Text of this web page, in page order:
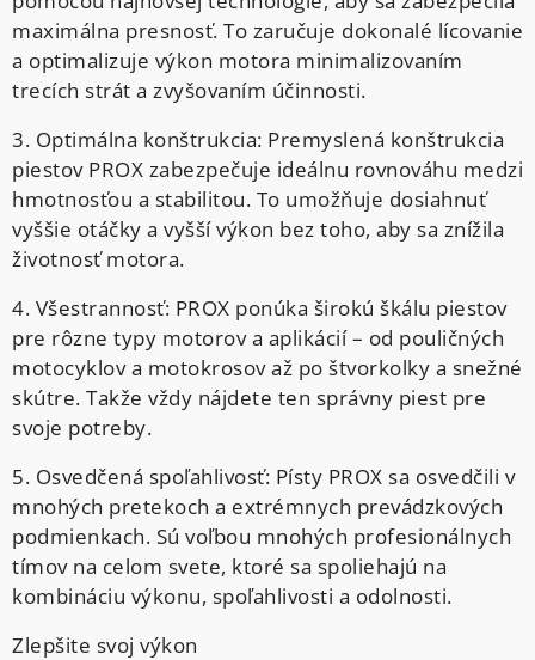
maximálna presnosť. To zaručuje dokonalé lícovanie
a optimalizuje výkon motora minimalizovaním
trecích strát a zvyšovaním účinnosti.
3. Optimálna konštrukcia: Premyslená konštrukcia
piestov PROX zabezpečuje ideálnu rovnováhu medzi
hmotnosťou a stabilitou. To umožňuje dosiahnuť
vyššie otáčky a vyšší výkon bez toho, aby sa znížila
životnosť motora.
4. Všestrannosť: PROX ponúka širokú škálu piestov
pre rôzne typy motorov a aplikácií – od pouličných
motocyklov a motokrosov až po štvorkolky a snežné
skútre. Takže vždy nájdete ten správny piest pre
svoje potreby.
5. Osvedčená spoľahlivosť: Písty PROX sa osvedčili v
mnohých pretekoch a extrémnych prevádzkových
podmienkach. Sú voľbou mnohých profesionálnych
tímov na celom svete, ktoré sa spoliehajú na
kombináciu výkonu, spoľahlivosti a odolnosti.
Zlepšite svoj výkon